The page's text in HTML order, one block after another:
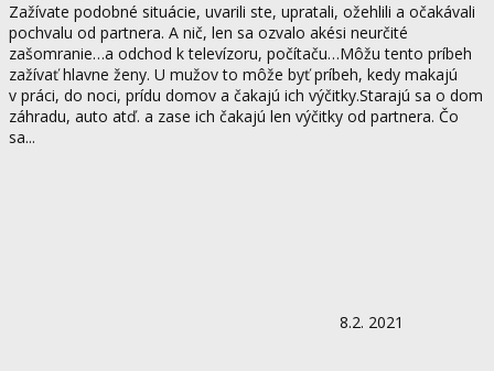
Zažívate podobné situácie, uvarili ste, upratali, ožehlili a očakávali
pochvalu od partnera. A nič, len sa ozvalo akési neurčité
zašomranie…a odchod k televízoru, počítaču…Môžu tento príbeh
zažívať hlavne ženy. U mužov to môže byť príbeh, kedy makajú
v práci, do noci, prídu domov a čakajú ich výčitky.Starajú sa o dom
záhradu, auto atď. a zase ich čakajú len výčitky od partnera. Čo
sa...
8.2. 2021